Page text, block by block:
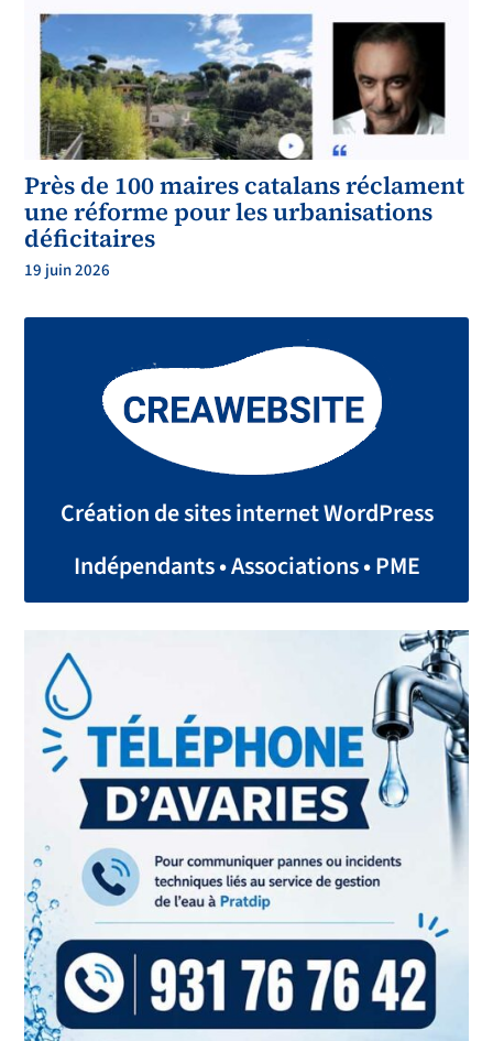
Près de 100 maires catalans réclament
une réforme pour les urbanisations
déficitaires
19 juin 2026
Création de sites internet WordPress
Indépendants • Associations • PME